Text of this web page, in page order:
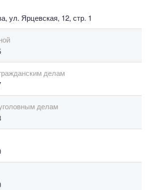
ул. Ярцевская, 12, стр. 1
делам
делам